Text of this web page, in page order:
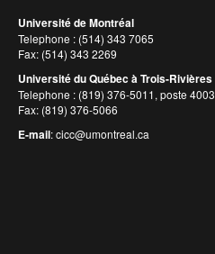
Université de Montréal
Telephone : (514) 343 7065
Fax: (514) 343 2269
Université du Québec à Trois-Rivières
Telephone : (819) 376-5011, poste 4003
Fax: (819) 376-5066
E-mail:cicc@umontreal.ca